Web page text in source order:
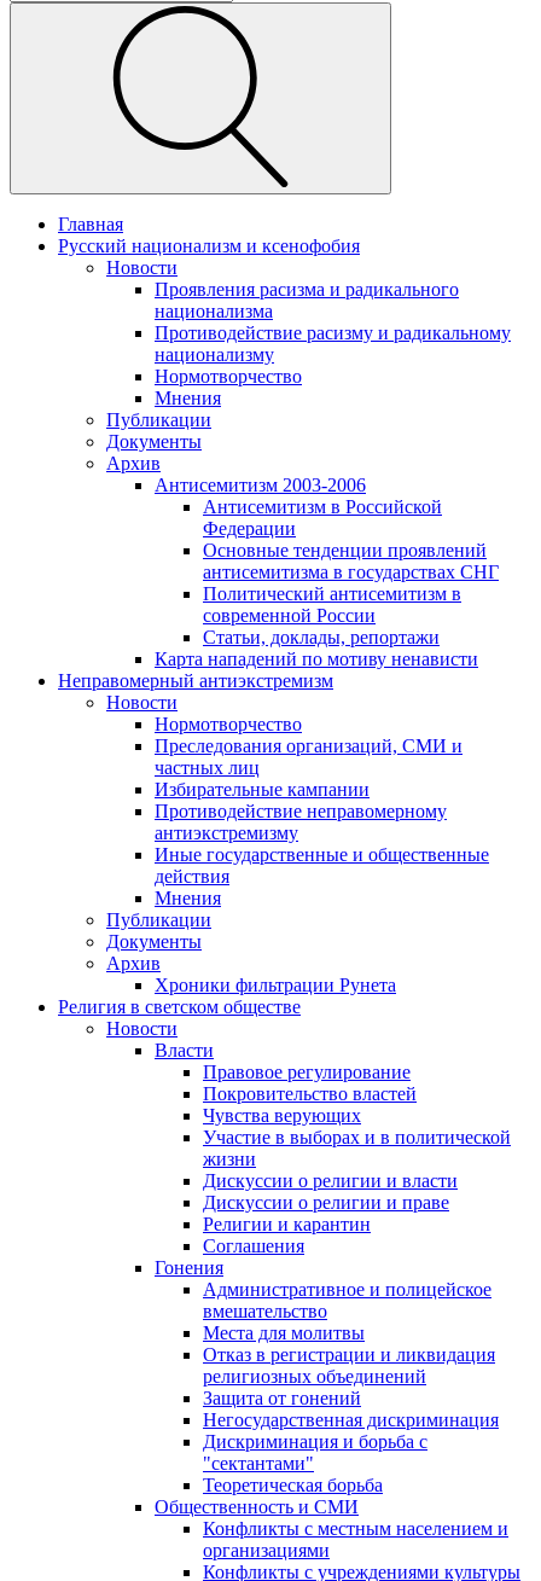
Главная
Русский национализм и ксенофобия
Новости
Проявления расизма и радикального
национализма
Противодействие расизму и радикальному
национализму
Нормотворчество
Мнения
Публикации
Документы
Архив
Антисемитизм 2003-2006
Антисемитизм в Российской
Федерации
Основные тенденции проявлений
антисемитизма в государствах СНГ
Политический антисемитизм в
современной России
Статьи, доклады, репортажи
Карта нападений по мотиву ненависти
Неправомерный антиэкстремизм
Новости
Нормотворчество
Преследования организаций, СМИ и
частных лиц
Избирательные кампании
Противодействие неправомерному
антиэкстремизму
Иные государственные и общественные
действия
Мнения
Публикации
Документы
Архив
Хроники фильтрации Рунета
Религия в светском обществе
Новости
Власти
Правовое регулирование
Покровительство властей
Чувства верующих
Участие в выборах и в политической
жизни
Дискуссии о религии и власти
Дискуссии о религии и праве
Религии и карантин
Соглашения
Гонения
Административное и полицейское
вмешательство
Места для молитвы
Отказ в регистрации и ликвидация
религиозных объединений
Защита от гонений
Негосударственная дискриминация
Дискриминация и борьба с
"сектантами"
Теоретическая борьба
Общественность и СМИ
Конфликты с местным населением и
организациями
Конфликты с учреждениями культуры